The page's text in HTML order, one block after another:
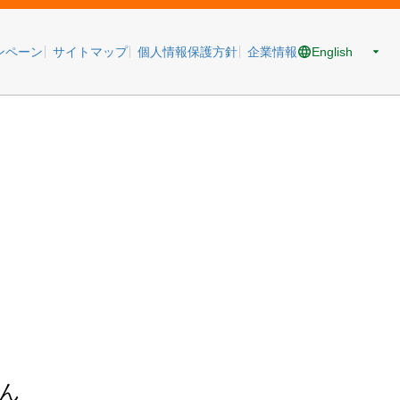
ペーン サイトマップ 個人情報保護方針 企業情報 English